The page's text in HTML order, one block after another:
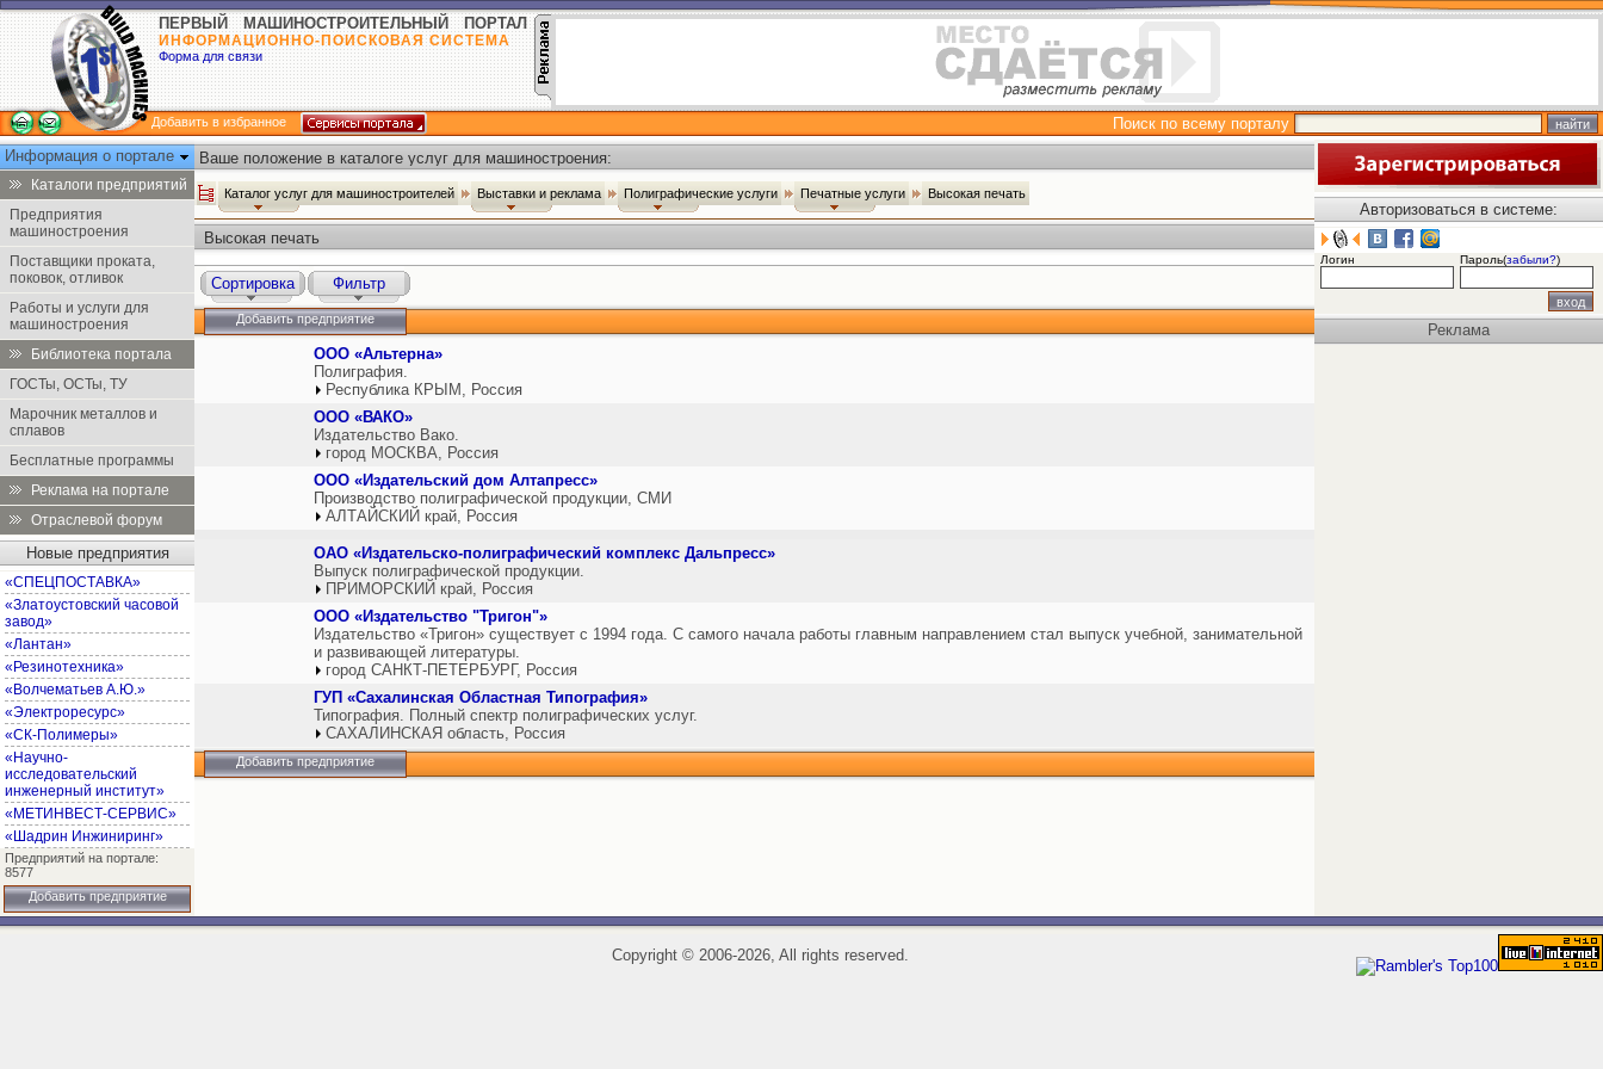
ПЕРВЫЙ МАШИНОСТРОИТЕЛЬНЫЙ ПОРТАЛ
ИНФОРМАЦИОННО-ПОИСКОВАЯ СИСТЕМА
Форма для связи
Добавить в избранное
Поиск по всему порталу
Информация о портале
Каталоги предприятий
Предприятия
машиностроения
Поставщики проката,
поковок, отливок
Работы и услуги для
машиностроения
Библиотека портала
ГОСТы, ОСТы, ТУ
Марочник металлов и
сплавов
Бесплатные программы
Реклама на портале
Отраслевой форум
Новые предприятия
«СПЕЦПОСТАВКА»
«Златоустовский часовой
завод»
«Лантан»
«Резинотехника»
«Волчематьев А.Ю.»
«Электроресурс»
«СК-Полимеры»
«Научно-
исследовательский
инженерный институт»
«МЕТИНВЕСТ-СЕРВИС»
«Шадрин Инжиниринг»
Предприятий на портале:
8577
Добавить предприятие
Ваше положение в каталоге услуг для машиностроения:
Каталог услуг для машиностроителей Выставки и реклама Полиграфические услуги Печатные услуги Высокая печать
Высокая печать
Сортировка Фильтр
Добавить предприятие
ООО «Альтерна»
Полиграфия.
Республика КРЫМ, Россия
ООО «ВАКО»
Издательство Вако.
город МОСКВА, Россия
ООО «Издательский дом Алтапресс»
Производство полиграфической продукции, СМИ
АЛТАЙСКИЙ край, Россия
ОАО «Издательско-полиграфический комплекс Дальпресс»
Выпуск полиграфической продукции.
ПРИМОРСКИЙ край, Россия
ООО «Издательство "Тригон"»
Издательство «Тригон» существует с 1994 года. С самого начала работы главным направлением стал выпуск учебной, занимательной
и развивающей литературы.
город САНКТ-ПЕТЕРБУРГ, Россия
ГУП «Сахалинская Областная Типография»
Типография. Полный спектр полиграфических услуг.
САХАЛИНСКАЯ область, Россия
Добавить предприятие
Авторизоваться в системе:
Логин Пароль(забыли?)
Реклама
Copyright ©2006-2026, All rights reserved.